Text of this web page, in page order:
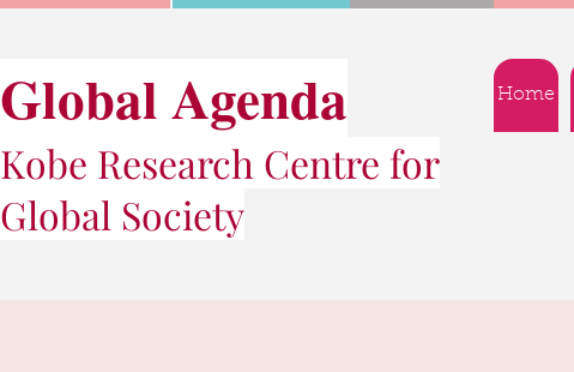
Global Agenda
Kobe Research Centre for
Global Society
Home